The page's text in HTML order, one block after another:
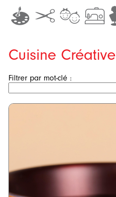
Cuisine Créative
Filtrer par mot-clé :